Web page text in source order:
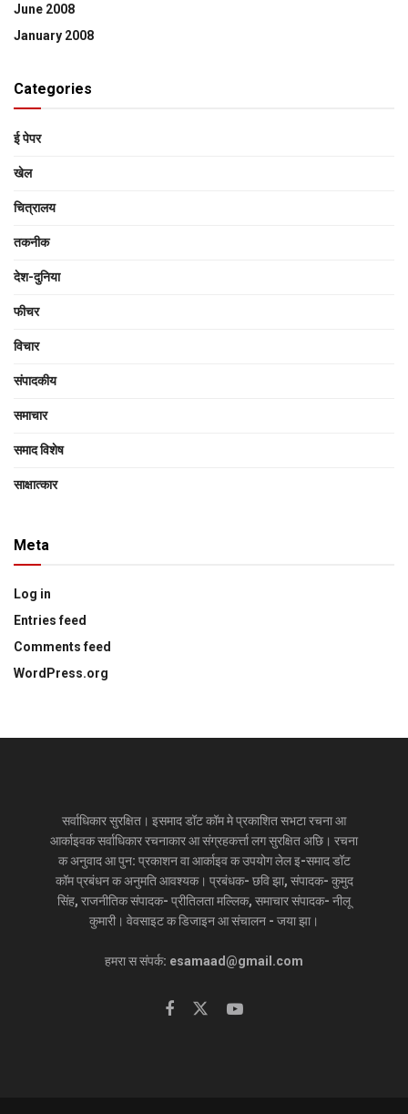
June 2008
January 2008
Categories
ई पेपर
खेल
चित्रालय
तकनीक
देश-दुनिया
फीचर
विचार
संपादकीय
समाचार
समाद विशेष
साक्षात्‍कार
Meta
Log in
Entries feed
Comments feed
WordPress.org
सर्वाधिकार सुरक्षित। इसमाद डॉट कॉम मे प्रकाशित सभटा रचना आ
आर्काइवक सर्वाधिकार रचनाकार आ संग्रहकर्त्ता लग सुरक्षित अछि। रचना
क अनुवाद आ पुन: प्रकाशन वा आर्काइव क उपयोग लेल इ-समाद डॉट
कॉम प्रबंधन क अनुमति आवश्यक। प्रबंधक- छवि झा, संपादक- कुमुद
सिंह, राजनीतिक संपादक- प्रीतिलता मल्लिक, समाचार संपादक- नीलू
कुमारी। वेवसाइट क डिजाइन आ संचालन - जया झा।
हमरा स संपर्क: esamaad@gmail.com